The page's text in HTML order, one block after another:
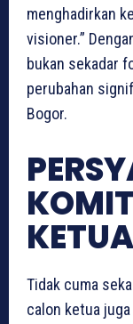
menghadirkan
visioner.”
bukan sekadar
perubahan
Bogor.
KETUA
Tidak cuma
calon ketua